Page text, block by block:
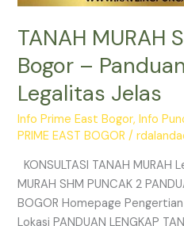
TANAH MURAH
Bogor –
Legalitas Jelas
Info Prime East Bogor,Info
PRIME EAST BOGOR /
KONSULTASI TANAH MURAH
MURAH SHM PUNCAK 2
BOGOR Homepage
Lokasi PANDUAN LENGKAP